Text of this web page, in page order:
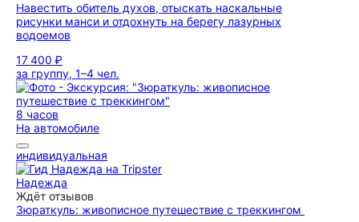
Навестить обитель духов, отыскать наскальные
рисунки манси и отдохнуть на берегу лазурных
водоемов
17 400 ₽
за группу, 1–4 чел.
8 часов
На автомобиле
индивидуальная
Надежда
Ждёт отзывов
Зюраткуль: живописное путешествие с треккингом